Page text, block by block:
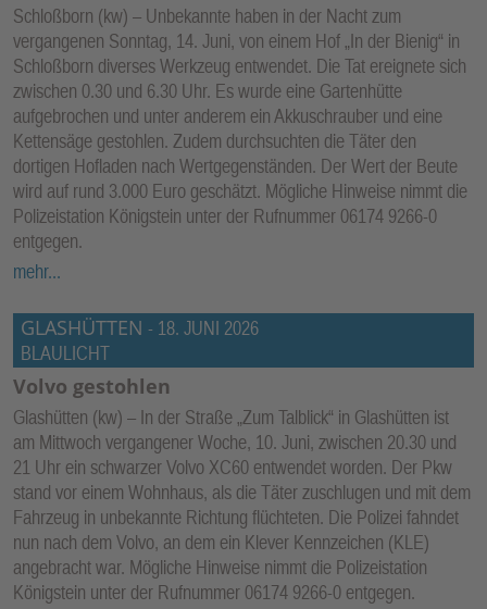
Schloßborn (kw) – Unbekannte haben in der Nacht zum
vergangenen Sonntag, 14. Juni, von einem Hof „In der Bienig“ in
Schloßborn diverses Werkzeug entwendet. Die Tat ereignete sich
zwischen 0.30 und 6.30 Uhr. Es wurde eine Gartenhütte
aufgebrochen und unter anderem ein Akkuschrauber und eine
Kettensäge gestohlen. Zudem durchsuchten die Täter den
dortigen Hofladen nach Wertgegenständen. Der Wert der Beute
wird auf rund 3.000 Euro geschätzt. Mögliche Hinweise nimmt die
Polizeistation Königstein unter der Rufnummer 06174 9266-0
entgegen.
mehr...
GLASHÜTTEN - 18. JUNI 2026
BLAULICHT
Volvo gestohlen
Glashütten (kw) – In der Straße „Zum Talblick“ in Glashütten ist
am Mittwoch vergangener Woche, 10. Juni, zwischen 20.30 und
21 Uhr ein schwarzer Volvo XC60 entwendet worden. Der Pkw
stand vor einem Wohnhaus, als die Täter zuschlugen und mit dem
Fahrzeug in unbekannte Richtung flüchteten. Die Polizei fahndet
nun nach dem Volvo, an dem ein Klever Kennzeichen (KLE)
angebracht war. Mögliche Hinweise nimmt die Polizeistation
Königstein unter der Rufnummer 06174 9266-0 entgegen.